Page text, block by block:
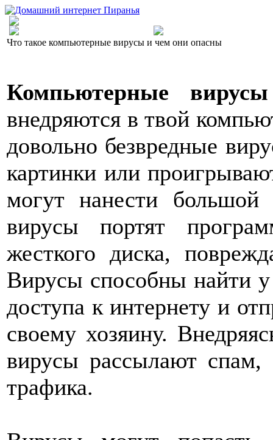
Что такое компьютерные вирусы и чем они опасны
Компьютерные
внедряются в твой
довольно безвредные
картинки или
могут нанести
вирусы портят
жесткого диска,
Вирусы способны найти
доступа к интернету и
своему хозяину.
вирусы рассылают спам,
трафика.